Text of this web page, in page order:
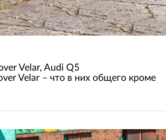
Velar, Audi Q5
Velar – что в них общего кроме